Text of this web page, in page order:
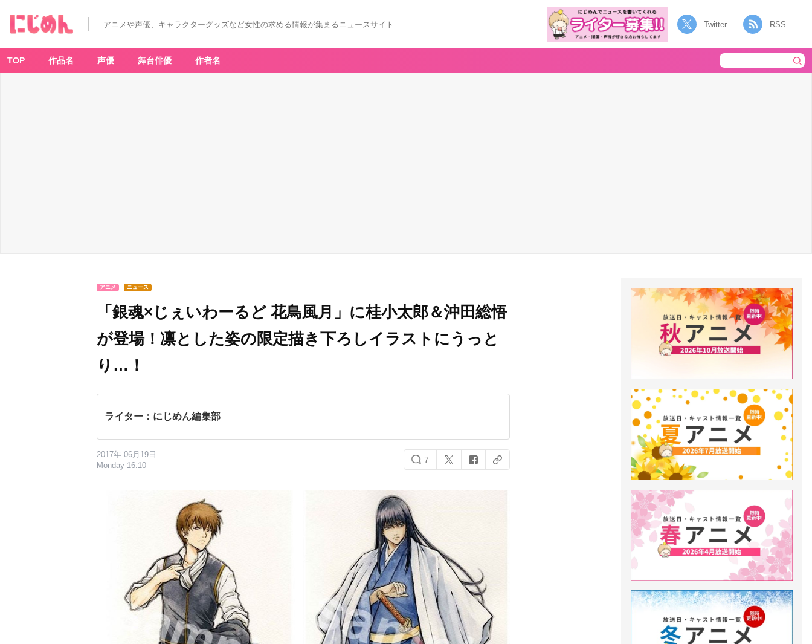
アニメや声優、キャラクターグッズなど女性の求める情報が集まるニュースサイト Twitter RSS
TOP 作品名 声優 舞台俳優 作者名
アニメ ニュース
「銀魂×じぇいわーるど 花鳥風月」に桂小太郎＆沖田総悟
が登場！凛とした姿の限定描き下ろしイラストにうっと
り…！
ライター：にじめん編集部
2017年 06月19日
Monday 16:10
7